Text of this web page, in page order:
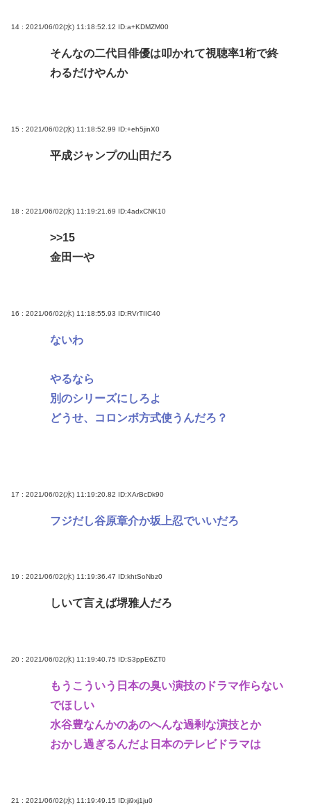
14 : 2021/06/02(水) 11:18:52.12 ID:a+KDMZM00
そんなの二代目俳優は叩かれて視聴率1桁で終
わるだけやんか
15 : 2021/06/02(水) 11:18:52.99 ID:+eh5jinX0
平成ジャンプの山田だろ
18 : 2021/06/02(水) 11:19:21.69 ID:4adxCNK10
>>15
金田一や
16 : 2021/06/02(水) 11:18:55.93 ID:RVrTIIC40
ないわ
やるなら
別のシリーズにしろよ
どうせ、コロンボ方式使うんだろ？
17 : 2021/06/02(水) 11:19:20.82 ID:XArBcDk90
フジだし谷原章介か坂上忍でいいだろ
19 : 2021/06/02(水) 11:19:36.47 ID:khtSoNbz0
しいて言えば堺雅人だろ
20 : 2021/06/02(水) 11:19:40.75 ID:S3ppE6ZT0
もうこういう日本の臭い演技のドラマ作らない
でほしい
水谷豊なんかのあのへんな過剰な演技とか
おかし過ぎるんだよ日本のテレビドラマは
21 : 2021/06/02(水) 11:19:49.15 ID:ji9xj1ju0